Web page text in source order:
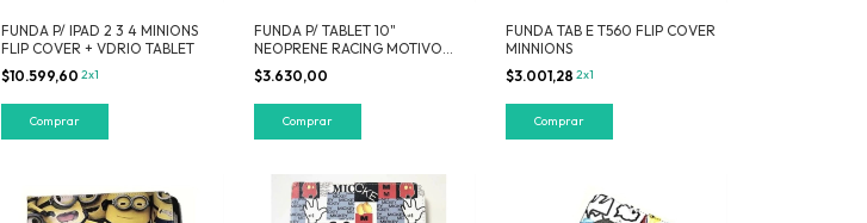
FUNDA P/ IPAD 2 3 4 MINIONS
FLIP COVER + VDRIO TABLET
$10.599,602x1
FUNDA P/ TABLET 10"
NEOPRENE RACING MOTIVO
CLARO
$3.630,00
FUNDA TAB E T560 FLIP COVER
MINNIONS
$3.001,28 2x1